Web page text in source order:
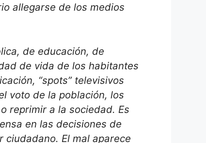
allegarse de los medios
de educación, de
de vida de los habitantes
“spots” televisivos
voto de la población, los
reprimir a la sociedad. Es
en las decisiones de
El mal aparece